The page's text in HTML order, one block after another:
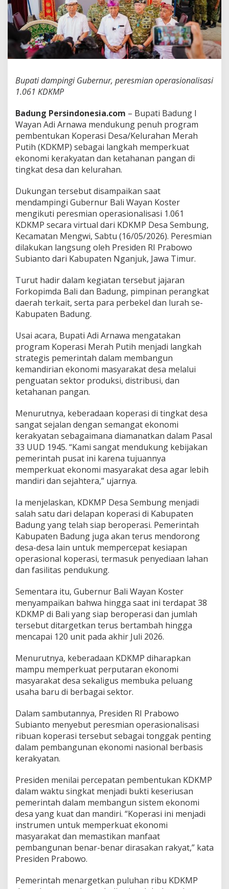
P
e
n
g
u
a
t
n
n
o
m
i
D
e
L
e
w
a
t
K
o
p
e
a
s
i
M
a
h
P
u
t
Bupati dampingi Gubernur, peresmian operasionalisasi
1.061 KDKMP
Badung Persindonesia.com – Bupati Badung I
Wayan Adi Arnawa mendukung penuh program
pembentukan Koperasi Desa/Kelurahan Merah
Putih (KDKMP) sebagai langkah memperkuat
ekonomi kerakyatan dan ketahanan pangan di
tingkat desa dan kelurahan.
Dukungan tersebut disampaikan saat
mendampingi Gubernur Bali Wayan Koster
mengikuti peresmian operasionalisasi 1.061
KDKMP secara virtual dari KDKMP Desa Sembung,
Kecamatan Mengwi, Sabtu (16/05/2026). Peresmian
dilakukan langsung oleh Presiden RI Prabowo
Subianto dari Kabupaten Nganjuk, Jawa Timur.
Turut hadir dalam kegiatan tersebut jajaran
Forkopimda Bali dan Badung, pimpinan perangkat
daerah terkait, serta para perbekel dan lurah se-
Kabupaten Badung.
Usai acara, Bupati Adi Arnawa mengatakan
program Koperasi Merah Putih menjadi langkah
strategis pemerintah dalam membangun
kemandirian ekonomi masyarakat desa melalui
penguatan sektor produksi, distribusi, dan
ketahanan pangan.
Menurutnya, keberadaan koperasi di tingkat desa
sangat sejalan dengan semangat ekonomi
kerakyatan sebagaimana diamanatkan dalam Pasal
33 UUD 1945. “Kami sangat mendukung kebijakan
pemerintah pusat ini karena tujuannya
memperkuat ekonomi masyarakat desa agar lebih
mandiri dan sejahtera,” ujarnya.
Ia menjelaskan, KDKMP Desa Sembung menjadi
salah satu dari delapan koperasi di Kabupaten
Badung yang telah siap beroperasi. Pemerintah
Kabupaten Badung juga akan terus mendorong
desa-desa lain untuk mempercepat kesiapan
operasional koperasi, termasuk penyediaan lahan
dan fasilitas pendukung.
Sementara itu, Gubernur Bali Wayan Koster
menyampaikan bahwa hingga saat ini terdapat 38
KDKMP di Bali yang siap beroperasi dan jumlah
tersebut ditargetkan terus bertambah hingga
mencapai 120 unit pada akhir Juli 2026.
Menurutnya, keberadaan KDKMP diharapkan
mampu memperkuat perputaran ekonomi
masyarakat desa sekaligus membuka peluang
usaha baru di berbagai sektor.
Dalam sambutannya, Presiden RI Prabowo
Subianto menyebut peresmian operasionalisasi
ribuan koperasi tersebut sebagai tonggak penting
dalam pembangunan ekonomi nasional berbasis
kerakyatan.
Presiden menilai percepatan pembentukan KDKMP
dalam waktu singkat menjadi bukti keseriusan
pemerintah dalam membangun sistem ekonomi
desa yang kuat dan mandiri. “Koperasi ini menjadi
instrumen untuk memperkuat ekonomi
masyarakat dan memastikan manfaat
pembangunan benar-benar dirasakan rakyat,” kata
Presiden Prabowo.
Pemerintah menargetkan puluhan ribu KDKMP